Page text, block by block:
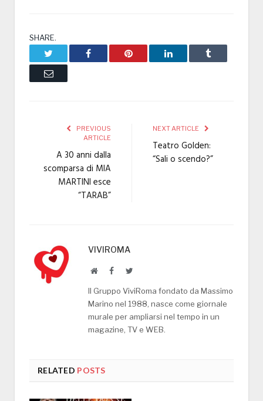
SHARE.
Facebook Pinterest LinkedIn Tumblr
Email
PREVIOUS
ARTICLE
A 30 anni dalla
scomparsa di MIA
MARTINI esce
“TARAB”
NEXT ARTICLE
Teatro Golden:
“Sali o scendo?”
VIVIROMA
WebsiteFacebookTwitter
Il Gruppo ViviRoma fondato da Massimo
Marino nel 1988, nasce come giornale
murale per ampliarsi nel tempo in un
magazine, TV e WEB.
RELATED POSTS